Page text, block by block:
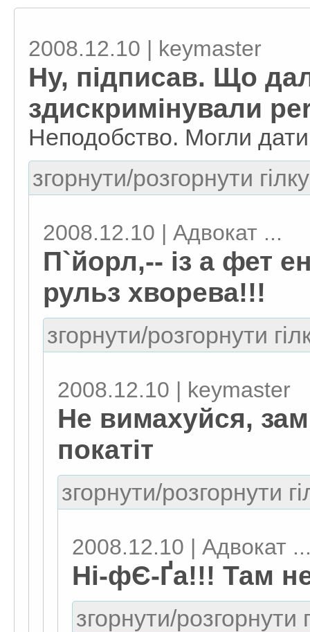
2008.12.10 | keymaster
Ну, підписав. Що
здискримінували
Неподобство. Могли
згорнути/розгорнути
2008.12.10 | Адвокат ...
П`йорл,-- із а фет
рульз хворева!!!
згорнути/розгорнути
2008.12.10 | keymaster
Не вимахуйся,
покатіт
згорнути/розгорнути
2008.12.10 | Адвокат
Ні-фЄ-Ґа!!! Там
згорнути/розгорнути